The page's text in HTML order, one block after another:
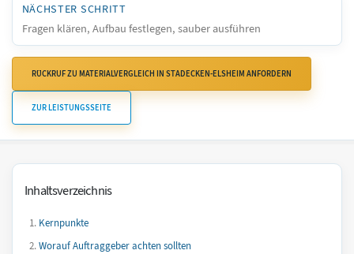
NÄCHSTER SCHRITT
Fragen klären, Aufbau festlegen, sauber ausführen
RÜCKRUF ZU MATERIALVERGLEICH IN STADECKEN-ELSHEIM ANFORDERN
ZUR LEISTUNGSSEITE
Inhaltsverzeichnis
Kernpunkte
Worauf Auftraggeber achten sollten